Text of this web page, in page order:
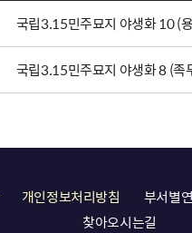
국립3.15민주묘지 야생화 10 (
국립3.15민주묘지 야생화 8 (족
개인정보처리방침 부서별
찾아오시는길